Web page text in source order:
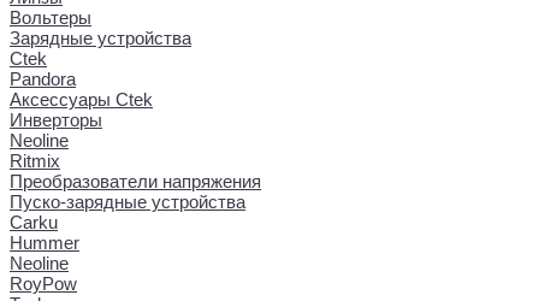
Вольтеры
Зарядные устройства
Ctek
Pandora
Аксессуары Ctek
Инверторы
Neoline
Ritmix
Преобразователи напряжения
Пуско-зарядные устройства
Carku
Hummer
Neoline
RoyPow